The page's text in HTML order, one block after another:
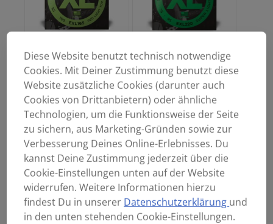
D ADDARIO EXL165
(45-105)
25,90€
D ADDARIO EXL220
(40-95)
23,90€
Diese Website benutzt technisch notwendige
Cookies. Mit Deiner Zustimmung benutzt diese
Website zusätzliche Cookies (darunter auch
Cookies von Drittanbietern) oder ähnliche
Technologien, um die Funktionsweise der Seite
zu sichern, aus Marketing-Gründen sowie zur
Verbesserung Deines Online-Erlebnisses. Du
kannst Deine Zustimmung jederzeit über die
Cookie-Einstellungen unten auf der Website
widerrufen. Weitere Informationen hierzu
findest Du in unserer Datenschutzerklärung und
in den unten stehenden Cookie-Einstellungen.